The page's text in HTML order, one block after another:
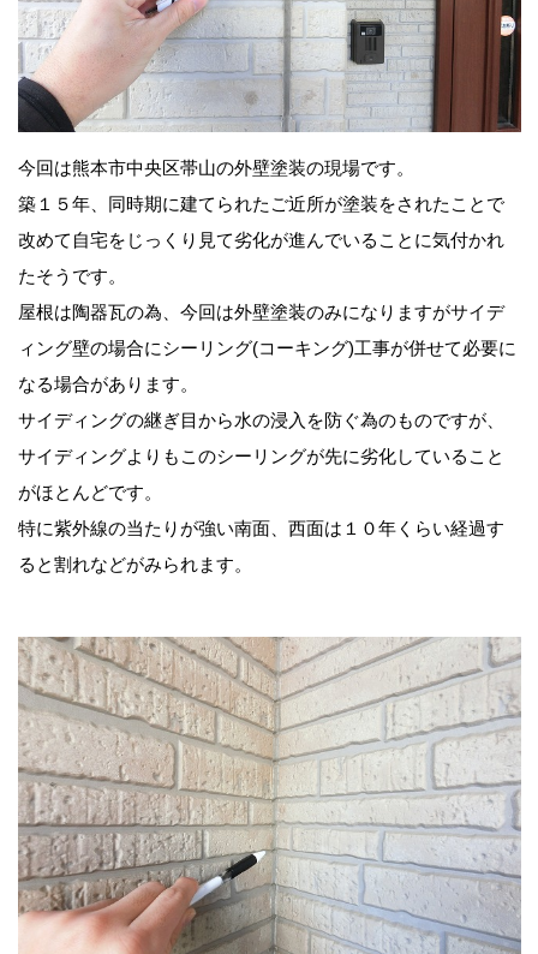
今回は熊本市中央区帯山の外壁塗装の現場です。
築１５年、同時期に建てられたご近所が塗装をされたことで
改めて自宅をじっくり見て劣化が進んでいることに気付かれ
たそうです。
屋根は陶器瓦の為、今回は外壁塗装のみになりますがサイデ
ィング壁の場合にシーリング(コーキング)工事が併せて必要に
なる場合があります。
サイディングの継ぎ目から水の浸入を防ぐ為のものですが、
サイディングよりもこのシーリングが先に劣化していること
がほとんどです。
特に紫外線の当たりが強い南面、西面は１０年くらい経過す
ると割れなどがみられます。